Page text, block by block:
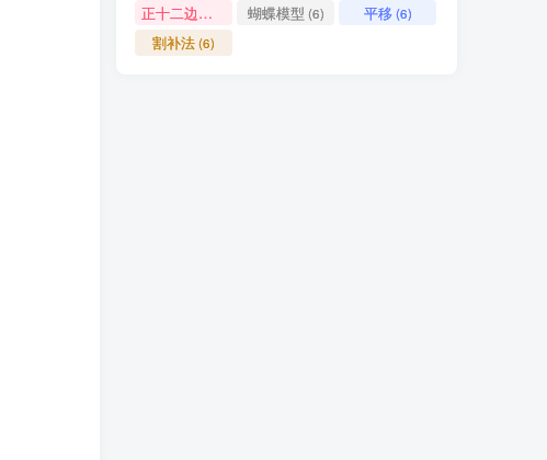
正十二边形 蝴蝶模型 (6) 平移(6)
割补法(6)
(9)
(8)
(7)
(7)